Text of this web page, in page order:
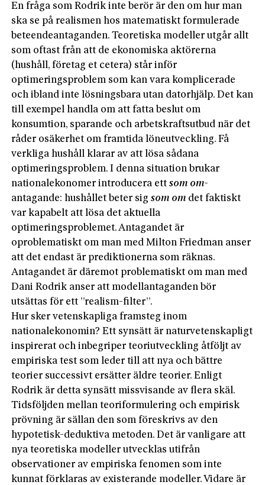
En fråga som Rodrik inte berör är den om hur man
ska se på realismen hos matematiskt formulerade
beteendeantaganden. Teoretiska modeller utgår allt
som oftast från att de ekonomiska aktörerna
(hushåll, företag et cetera) står inför
optimeringsproblem som kan vara komplicerade
och ibland inte lösningsbara utan datorhjälp. Det kan
till exempel handla om att fatta beslut om
konsumtion, sparande och arbetskraftsutbud när det
råder osäkerhet om framtida löneutveckling. Få
verkliga hushåll klarar av att lösa sådana
optimeringsproblem. I denna situation brukar
nationalekonomer introducera ettsom om-
antagande: hushållet beter sigsom om det faktiskt
var kapabelt att lösa det aktuella
optimeringsproblemet. Antagandet är
oproblematiskt om man med Milton Friedman anser
att det endast är prediktionerna som räknas.
Antagandet är däremot problematiskt om man med
Dani Rodrik anser att modellantaganden bör
utsättas för ett ”realism-filter”.
Hur sker vetenskapliga framsteg inom
nationalekonomin? Ett synsätt är naturvetenskapligt
inspirerat och inbegriper teoriutveckling åtföljt av
empiriska test som leder till att nya och bättre
teorier successivt ersätter äldre teorier. Enligt
Rodrik är detta synsätt missvisande av flera skäl.
Tidsföljden mellan teoriformulering och empirisk
prövning är sällan den som föreskrivs av den
hypotetisk-deduktiva metoden. Det är vanligare att
nya teoretiska modeller utvecklas utifrån
observationer av empiriska fenomen som inte
kunnat förklaras av existerande modeller. Vidare är